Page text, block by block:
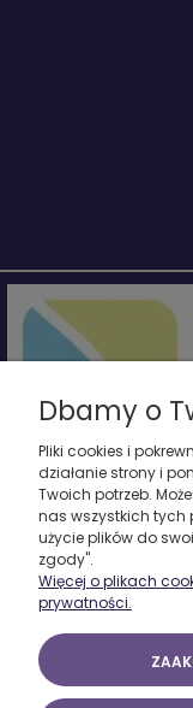
Firma zrealizowała
produkcyjnego - etap
montaż
Całkowita wartość
została ze środków
w ramach
Dbamy o
Pliki cookies i
działanie strony i
Twoich potrzeb.
nas wszystkich tych
użycie plików do
zgody".
Więcej o plikach
prywatności.